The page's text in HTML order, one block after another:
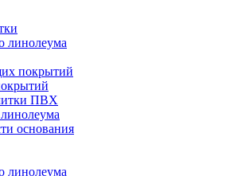
линолеума
покрытий
ПВХ
основания
линолеума